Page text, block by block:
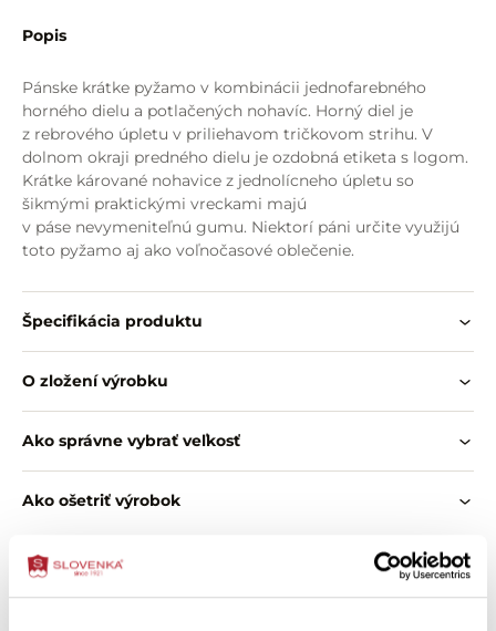
Popis
Pánske krátke pyžamo v kombinácii jednofarebného
horného dielu a potlačených nohavíc. Horný diel je
z rebrového úpletu v priliehavom tričkovom strihu. V
dolnom okraji predného dielu je ozdobná etiketa s logom.
Krátke kárované nohavice z jednolícneho úpletu so
šikmými praktickými vreckami majú
v páse nevymeniteľnú gumu. Niektorí páni určite využijú
toto pyžamo aj ako voľnočasové oblečenie.
Špecifikácia produktu
O zložení výrobku
Ako správne vybrať veľkosť
Ako ošetriť výrobok